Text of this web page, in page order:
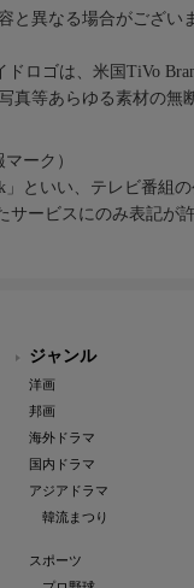
と異なる場合がござい
ロゴは、米国TiVo
真等あらゆる素材の無
ーク）
」といい、テレビ番組
サービスにのみ表記が
ジャンル
洋画
邦画
海外ドラマ
国内ドラマ
アジアドラマ
韓流まつり
スポーツ